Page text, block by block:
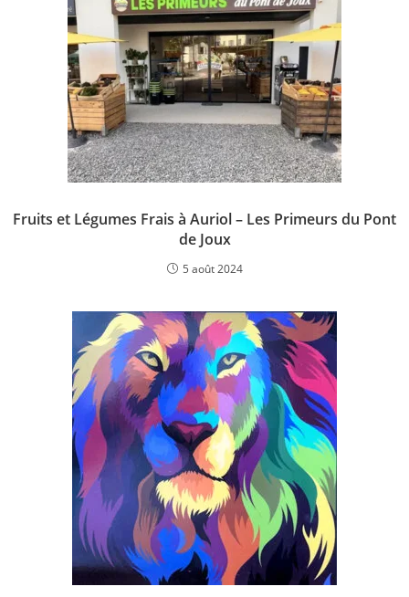
Fruits et Légumes Frais à Auriol – Les Primeurs du Pont
de Joux
5 août 2024